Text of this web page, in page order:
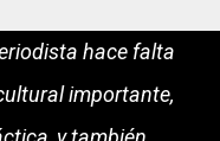
hace falta
importante,